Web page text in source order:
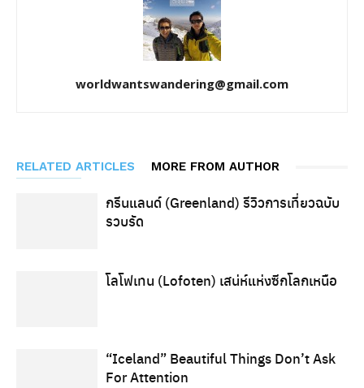
worldwantswandering@gmail.com
RELATED ARTICLES MORE FROM AUTHOR
กรีนแลนด์ (Greenland) รีวิวการเที่ยวฉบับ
รวบรัด
โลโฟเทน (Lofoten) เสน่ห์แห่งซีกโลกเหนือ
“Iceland” Beautiful Things Don’t Ask
For Attention